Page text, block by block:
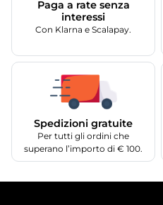
Paga a rate senza
interessi
Con Klarna e Scalapay.
Spedizioni gratuite
Per tutti gli ordini che
superano l’importo di € 100.